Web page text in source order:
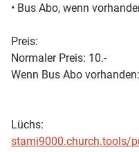
•⁠ ⁠Bus Abo, wenn
Preis:
Normaler Preis: 10.-
Wenn Bus Abo
Lüchs:
stami9000.church.tools/